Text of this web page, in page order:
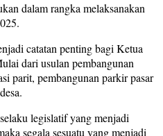
dalam rangka melaksanakan
catatan penting bagi Ketua
dari usulan pembangunan
parit, pembangunan parkir pasar
legislatif yang menjadi
segala sesuatu yang menjadi